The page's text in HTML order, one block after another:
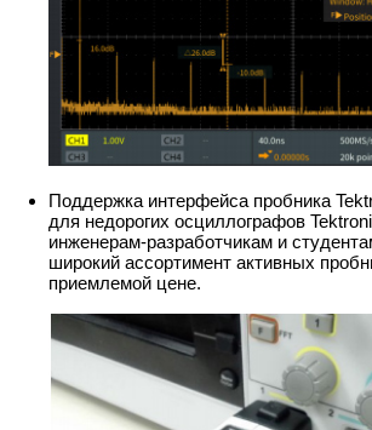
Поддержка интерфейса пробника
для недорогих осциллографов
инженерам-разработчикам и
широкий ассортимент активных
приемлемой цене.